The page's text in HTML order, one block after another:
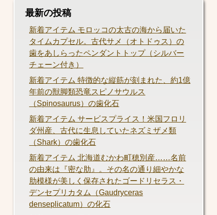
最新の投稿
新着アイテム モロッコの太古の海から届いた
タイムカプセル。古代サメ（オトドゥス）の
歯をあしらったペンダントトップ（シルバー
チェーン付き）
新着アイテム 特徴的な縦筋が刻まれた、約1億
年前の獣脚類恐竜スピノサウルス
（Spinosaurus）の歯化石
新着アイテム サービスプライス！米国フロリ
ダ州産、古代に生息していたネズミザメ類
（Shark）の歯化石
新着アイテム 北海道むかわ町穂別産……名前
の由来は『密な肋』。その名の通り細やかな
肋模様が美しく保存されたゴードリセラス・
デンセプリカタム（Gaudryceras
denseplicatum）の化石